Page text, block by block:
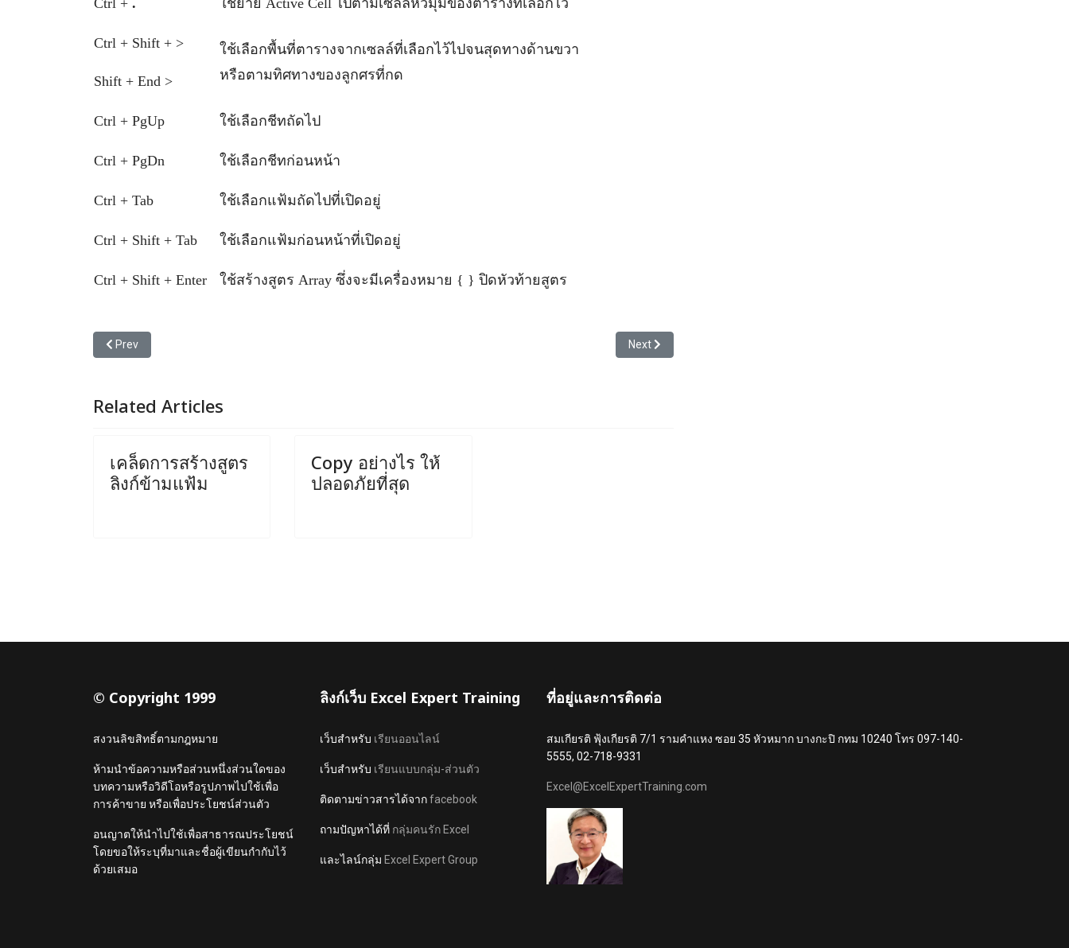
Ctrl + . ใช้ย้าย Active Cell ไปตามเซลล์หัวมุมของตารางที่เลือกไว้
Ctrl + Shift + >
Shift + End >
ใช้เลือกพื้นที่ตารางจากเซลล์ที่เลือกไว้ไปจนสุดทางด้านขวา
หรือตามทิศทางของลูกศรที่กด
Ctrl + PgUp ใช้เลือกชีทถัดไป
Ctrl + PgDn ใช้เลือกชีทก่อนหน้า
Ctrl + Tab ใช้เลือกแฟ้มถัดไปที่เปิดอยู่
Ctrl + Shift + Tab ใช้เลือกแฟ้มก่อนหน้าที่เปิดอยู่
Ctrl + Shift + Enter ใช้สร้างสูตร Array ซึ่งจะมีเครื่องหมาย { } ปิดหัวท้ายสูตร
Previous article: วิธีใช้ Add-In
Prev Next article: วิธีใช้สูตร If Choose ค้นหาข้อมูลจากเซลล์ที่อยู่กระจายกัน
Next
Related Articles
เคล็ดการสร้างสูตร
ลิงก์ข้ามแฟ้ม
Copy อย่างไร ให้
ปลอดภัยที่สุด
© Copyright 1999
สงวนลิขสิทธิ์ตามกฎหมาย
ห้ามนำข้อความหรือส่วนหนึ่งส่วนใดของ
บทความหรือวิดีโอหรือรูปภาพไปใช้เพื่อ
การค้าขาย หรือเพื่อประโยชน์ส่วนตัว
อนญาตให้นำไปใช้เพื่อสาธารณประโยชน์
โดยขอให้ระบุที่มาและชื่อผู้เขียนกำกับไว้
ด้วยเสมอ
ลิงก์เว็บ Excel Expert Training
เว็บสำหรับ เรียนออนไลน์
เว็บสำหรับ เรียนแบบกลุ่ม-ส่วนตัว
ติดตามข่าวสารได้จากfacebook
ถามปัญหาได้ที่ กลุ่มคนรัก Excel
และไลน์กลุ่ม Excel Expert Group
ที่อยู่และการติดต่อ
สมเกียรติ ฟุ้งเกียรติ 7/1 รามคำแหง ซอย 35 หัวหมาก บางกะปิ กทม 10240 โทร 097-140-
5555, 02-718-9331
Excel@ExcelExpertTraining.com